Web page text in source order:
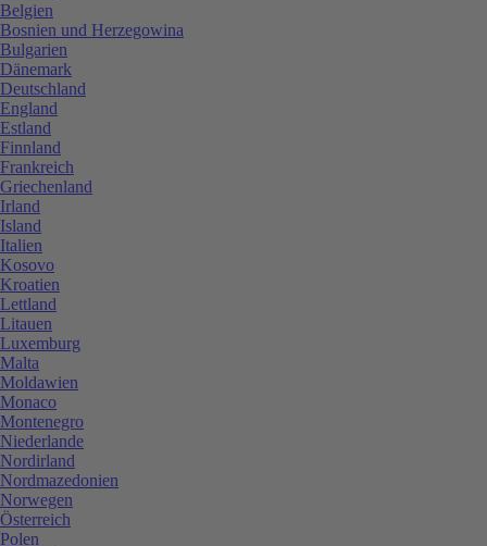
Belgien
Bosnien und Herzegowina
Bulgarien
Dänemark
Deutschland
England
Estland
Finnland
Frankreich
Griechenland
Irland
Island
Italien
Kosovo
Kroatien
Lettland
Litauen
Luxemburg
Malta
Moldawien
Monaco
Montenegro
Niederlande
Nordirland
Nordmazedonien
Norwegen
Österreich
Polen